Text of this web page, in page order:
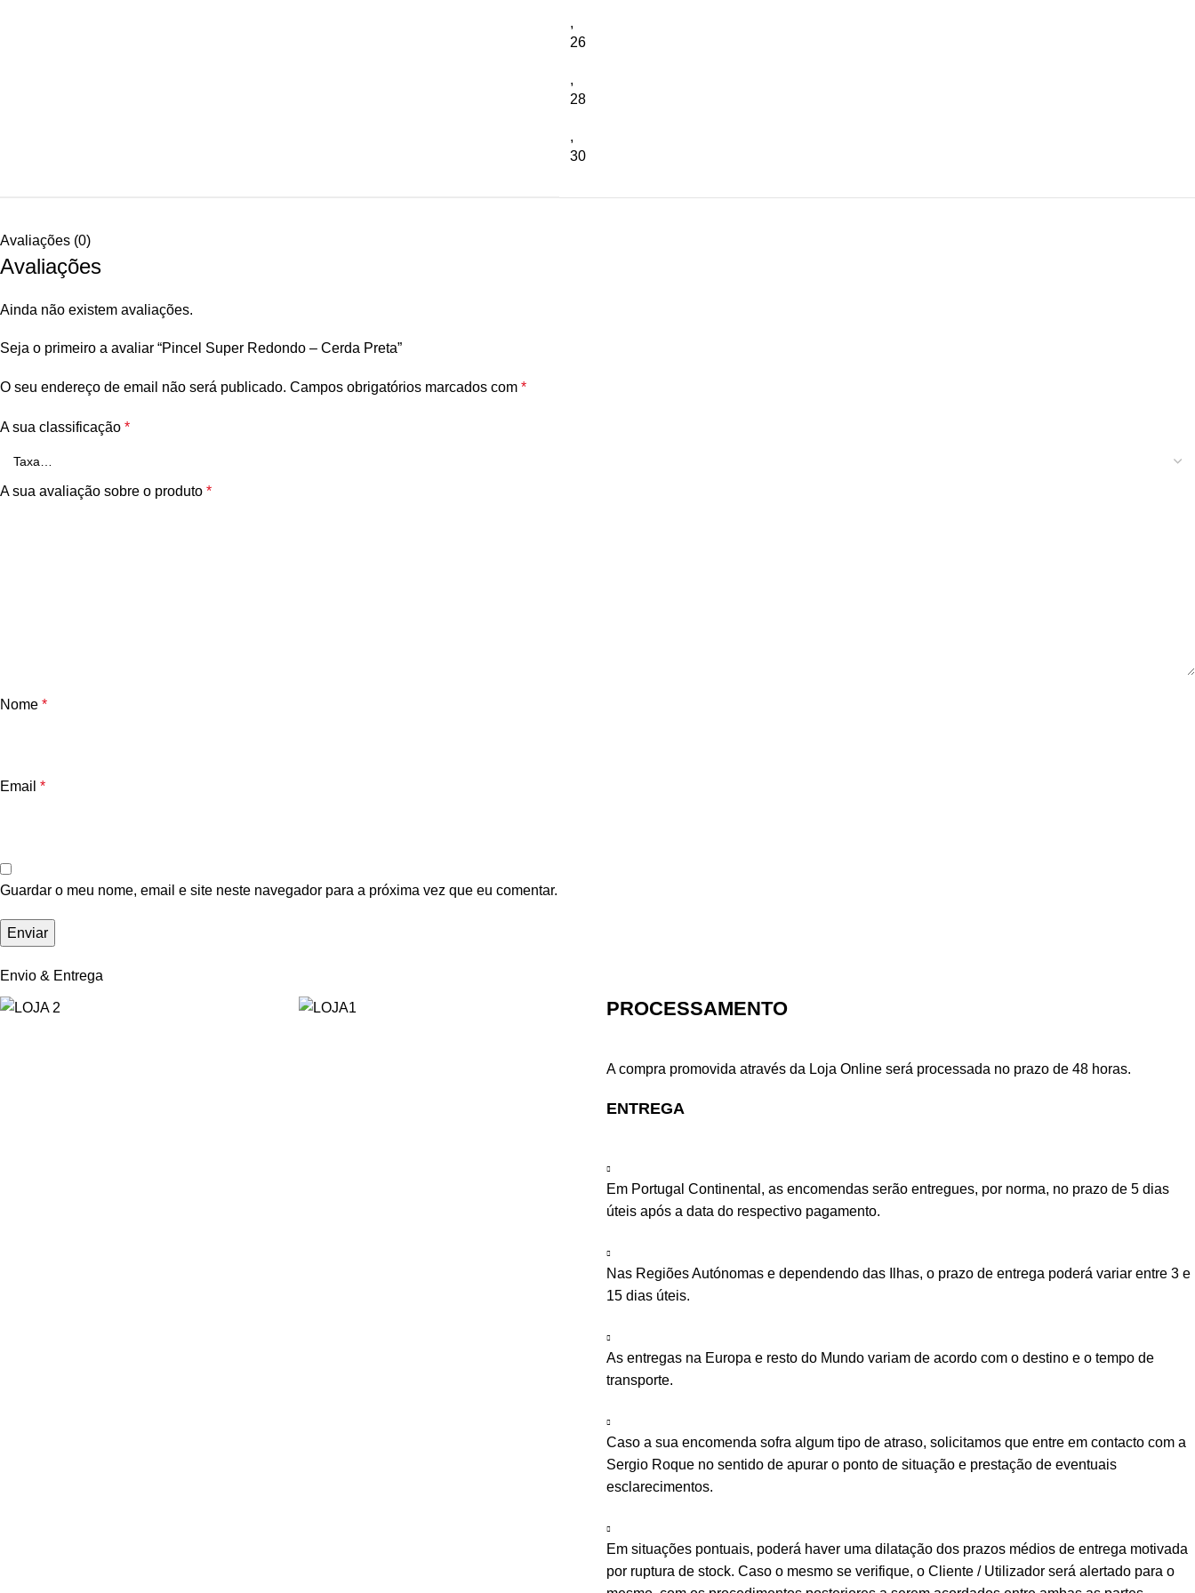
,
26
,
28
,
30
Avaliações (0)
Avaliações
Ainda não existem avaliações.
Seja o primeiro a avaliar “Pincel Super Redondo – Cerda Preta”
O seu endereço de email não será publicado. Campos obrigatórios marcados com *
A sua classificação *
A sua avaliação sobre o produto *
Nome *
Email *
Guardar o meu nome, email e site neste navegador para a próxima vez que eu comentar.
Envio & Entrega
PROCESSAMENTO
A compra promovida através da Loja Online será processada no prazo de 48 horas.
ENTREGA
Em Portugal Continental, as encomendas serão entregues, por norma, no prazo de 5 dias
úteis após a data do respectivo pagamento.
Nas Regiões Autónomas e dependendo das Ilhas, o prazo de entrega poderá variar entre 3 e
15 dias úteis.
As entregas na Europa e resto do Mundo variam de acordo com o destino e o tempo de
transporte.
Caso a sua encomenda sofra algum tipo de atraso, solicitamos que entre em contacto com a
Sergio Roque no sentido de apurar o ponto de situação e prestação de eventuais
esclarecimentos.
Em situações pontuais, poderá haver uma dilatação dos prazos médios de entrega motivada
por ruptura de stock. Caso o mesmo se verifique, o Cliente / Utilizador será alertado para o